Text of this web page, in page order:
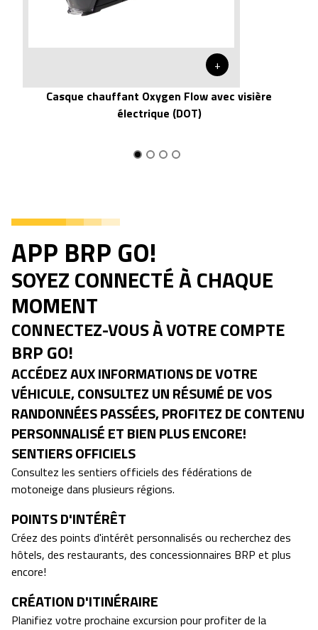
+
Casque chauffant Oxygen Flow avec visière
électrique (DOT)
APP BRP GO!
SOYEZ CONNECTÉ À CHAQUE
MOMENT
CONNECTEZ-VOUS À VOTRE COMPTE
BRP GO!
ACCÉDEZ AUX INFORMATIONS DE VOTRE
VÉHICULE, CONSULTEZ UN RÉSUMÉ DE VOS
RANDONNÉES PASSÉES, PROFITEZ DE CONTENU
PERSONNALISÉ ET BIEN PLUS ENCORE!
SENTIERS OFFICIELS
Consultez les sentiers officiels des fédérations de
motoneige dans plusieurs régions.
POINTS D'INTÉRÊT
Créez des points d'intérêt personnalisés ou recherchez des
hôtels, des restaurants, des concessionnaires BRP et plus
encore!
CRÉATION D'ITINÉRAIRE
Planifiez votre prochaine excursion pour profiter de la